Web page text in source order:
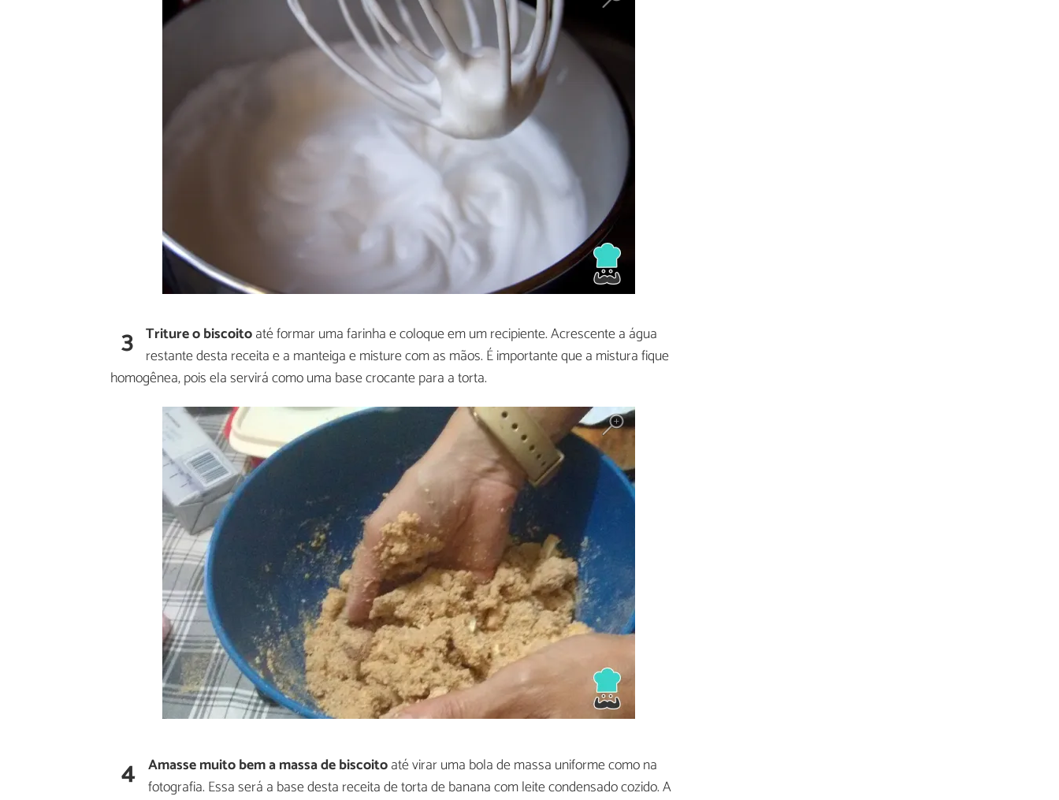
3 Triture o biscoitoaté formar uma farinha e coloque em um recipiente. Acrescente a água
restante desta receita e a manteiga e misture com as mãos. É importante que a mistura fique
homogênea, pois ela servirá como uma base crocante para a torta.
4 Amasse muito bem a massa de biscoitoaté virar uma bola de massa uniforme como na
fotografia. Essa será a base desta receita de torta de banana com leite condensado cozido. A